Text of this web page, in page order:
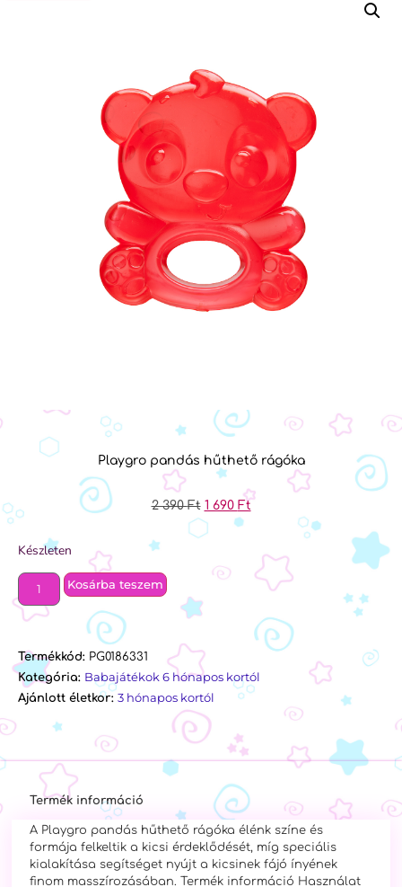
Playgro pandás hűthető rágóka
2 390Ft 1 690 Ft
Készleten
Kosárba teszem
Termékkód: PG0186331
Kategória: Babajátékok 6 hónapos kortól
Ajánlott életkor: 3 hónapos kortól
Termék információ
A Playgro pandás hűthető rágóka élénk színe és
formája felkeltik a kicsi érdeklődését, míg speciális
kialakítása segítséget nyújt a kicsinek fájó ínyének
finom masszírozásában. Termék információ Használat